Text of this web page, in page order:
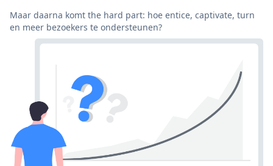
Maar daarna komt the hard part: hoe entice, captivate, turn
en meer bezoekers te ondersteunen?